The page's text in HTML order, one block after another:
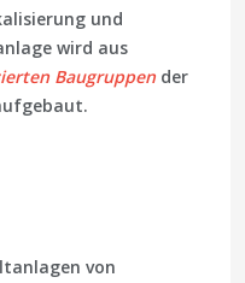
und
wird aus
Baugruppen der
von